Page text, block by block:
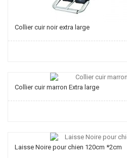
Collier cuir noir extra large
Collier cuir marron Extra large
Laisse Noire pour chien 120cm *2cm